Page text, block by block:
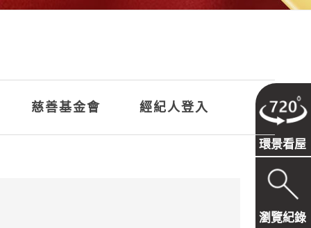
慈善基金會 經紀人登入
環景看屋
瀏覽紀錄